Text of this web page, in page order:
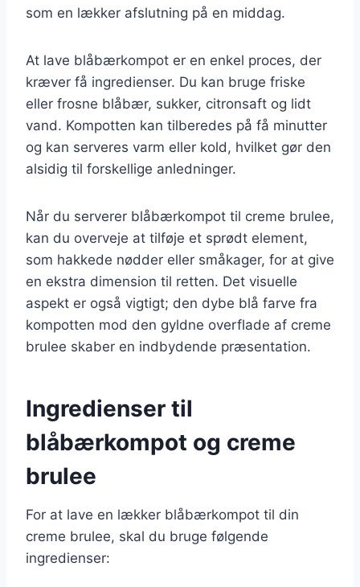
som en lækker afslutning på en middag.
At lave blåbærkompot er en enkel proces, der
kræver få ingredienser. Du kan bruge friske
eller frosne blåbær, sukker, citronsaft og lidt
vand. Kompotten kan tilberedes på få minutter
og kan serveres varm eller kold, hvilket gør den
alsidig til forskellige anledninger.
Når du serverer blåbærkompot til creme brulee,
kan du overveje at tilføje et sprødt element,
som hakkede nødder eller småkager, for at give
en ekstra dimension til retten. Det visuelle
aspekt er også vigtigt; den dybe blå farve fra
kompotten mod den gyldne overflade af creme
brulee skaber en indbydende præsentation.
Ingredienser til
blåbærkompot og creme
brulee
For at lave en lækker blåbærkompot til din
creme brulee, skal du bruge følgende
ingredienser: